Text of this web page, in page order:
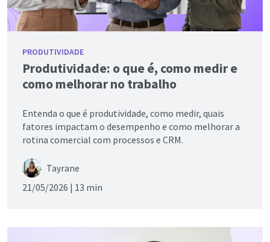
PRODUTIVIDADE
Produtividade: o que é, como medir e
como melhorar no trabalho
Entenda o que é produtividade, como medir, quais
fatores impactam o desempenho e como melhorar a
rotina comercial com processos e CRM.
Tayrane
21/05/2026 | 13 min